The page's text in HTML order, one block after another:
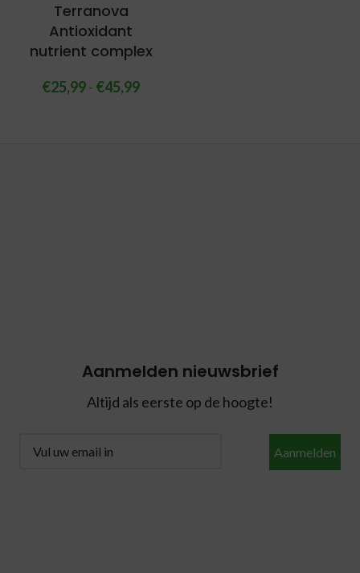
Terranova
Antioxidant
nutrient complex
€25,99- €45,99
Aanmelden nieuwsbrief
Altijd als eerste op de hoogte!
Aanmelden